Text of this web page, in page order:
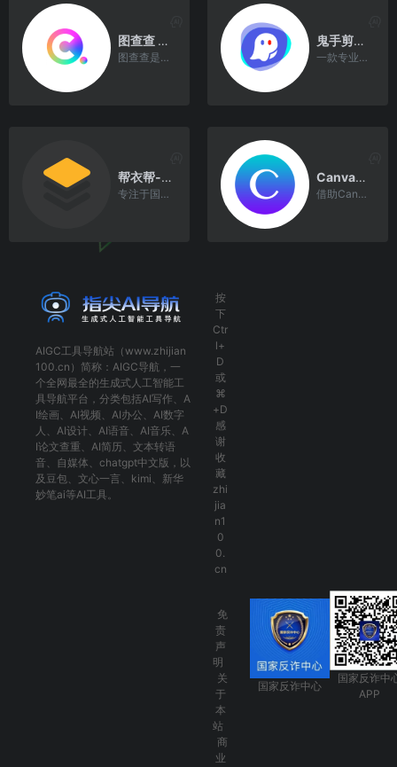
图查查 - 一站式图片服务平台，人人都能出好图
图查查是一个专业的图片版权查询平台，基于360搜索算法和图像AI识别能力，为广大运营、市场、广告、设计师等需要用到配图或者进行设计的用户服务。
鬼手剪辑 - 专业的视频剪辑工具
一款专业的视频剪辑工具，高效实现视频去字幕、视频翻译和视频混剪等，帮助电商客户、MCN机构和影视剪辑人员制作精彩的视频。
帮衣帮-AI服装设计
专注于国内外印花、制衣厂的服装设计、面料替换、模特替换、印花创新。
Canva可画 - 轻松做出专业的Logo
借助Canva可画的编辑器，在几分钟内制作自己的Logo。
AIGC工具导航站（www.zhijian
100.cn）简称： AIGC导航 ，一
个全网最全的生成式人工智能工
具导航平台，分类包括AI写作 、 A
I绘画 、 AI视频 、 AI办公 、 AI数字
人 、 AI设计、 AI语音、 AI音乐、 A
I论文查重 、 AI简历 、 文本转语
音、 自媒体 、 chatgpt中文版 ，以
及 豆包、 文心一言 、 kimi 、 新华
妙笔ai等AI工具。
按
下
Ctr
l+
D
或
⌘
+D
感
谢
收
藏
zhi
jia
n1
0
0.
cn
免
责
声
明
关
于
本
站
商
业
国家反诈中心
国家反诈中
APP